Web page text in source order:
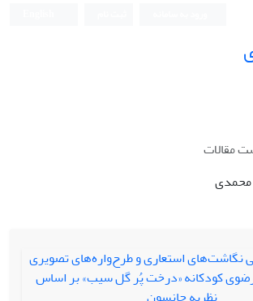
مقالات